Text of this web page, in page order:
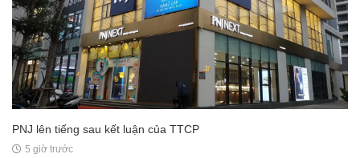
PNJ lên tiếng sau kết luận của TTCP
5 giờ trước